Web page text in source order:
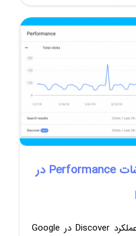
تغییرات جدید در گزارشات Performance در
گوگل اعلام کرد که گزارش عملکرد Discover در Google